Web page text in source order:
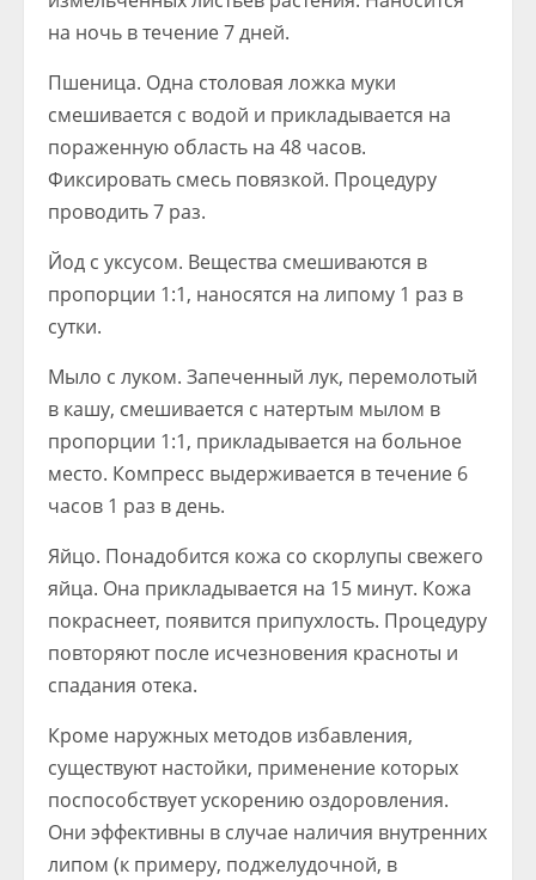
на ночь в течение 7 дней.
Пшеница. Одна столовая ложка муки
смешивается с водой и прикладывается на
пораженную область на 48 часов.
Фиксировать смесь повязкой. Процедуру
проводить 7 раз.
Йод с уксусом. Вещества смешиваются в
пропорции 1:1, наносятся на липому 1 раз в
сутки.
Мыло с луком. Запеченный лук, перемолотый
в кашу, смешивается с натертым мылом в
пропорции 1:1, прикладывается на больное
место. Компресс выдерживается в течение 6
часов 1 раз в день.
Яйцо. Понадобится кожа со скорлупы свежего
яйца. Она прикладывается на 15 минут. Кожа
покраснеет, появится припухлость. Процедуру
повторяют после исчезновения красноты и
спадания отека.
Кроме наружных методов избавления,
существуют настойки, применение которых
поспособствует ускорению оздоровления.
Они эффективны в случае наличия внутренних
липом (к примеру, поджелудочной, в